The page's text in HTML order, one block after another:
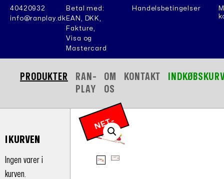
40420932
info@ranplay.dk
Betal med:
EAN, DKK,
Fakture,
Visa og
Mastercard
Handelsbetingelser
PRODUKTER
RAN-
PLAY
OM
OS
KONTAKT
I KURVEN
Ingen varer i
kurven.
N
E
T
-
P
RI
S